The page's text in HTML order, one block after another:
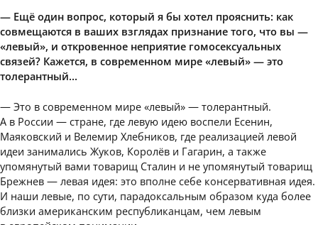
— Ещё один вопрос, который я бы хотел прояснить: как
совмещаются в ваших взглядах признание того, что вы —
«левый», и откровенное неприятие гомосексуальных
связей? Кажется, в современном мире «левый» — это
толерантный…
— Это в современном мире «левый» — толерантный.
А в России — стране, где левую идею воспели Есенин,
Маяковский и Велемир Хлебников, где реализацией левой
идеи занимались Жуков, Королёв и Гагарин, а также
упомянутый вами товарищ Сталин и не упомянутый товарищ
Брежнев — левая идея: это вполне себе консервативная идея.
И наши левые, по сути, парадоксальным образом куда более
близки американским республиканцам, чем левым